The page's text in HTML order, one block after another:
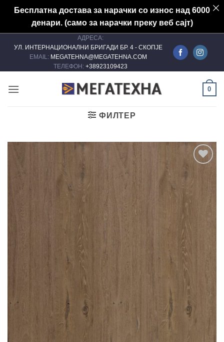
Бесплатна достава за нарачки со износ над 6000
денари. (само за нарачки преку веб сајт)
АДРЕСА:
УЛ. ИНТЕРНАЦИОНАЛНИ БРИГАДИ БР. 4 - СКОПЈЕ
EMAIL: MEGATEHNA@MEGATEHNA.COM
ТЕЛЕФОН: +38923109423
0
ФИЛТЕР
wishlist